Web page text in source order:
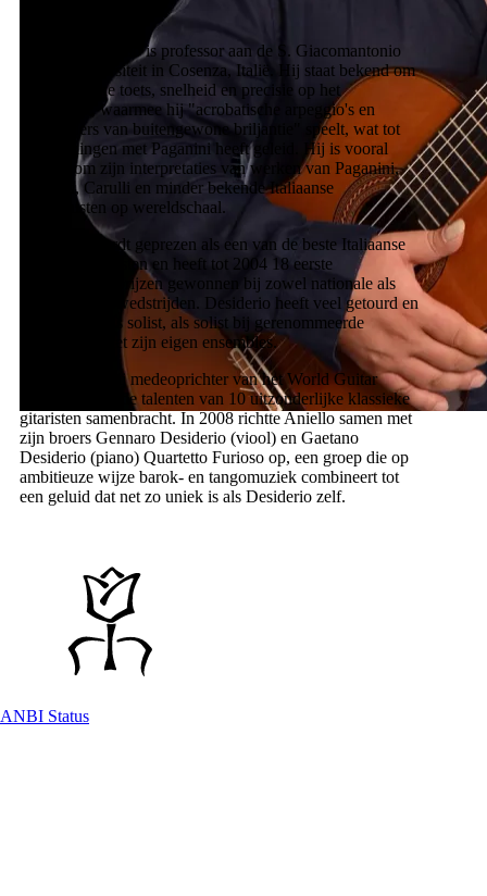
Aniello Desiderio is professor aan de S. Giacomantonio
Muziekuniversiteit in Cosenza, Italië. Hij staat bekend om
zijn complexe toets, snelheid en precisie op het
instrument, waarmee hij "acrobatische arpeggio's en
toonladders van buitengewone briljantie" speelt, wat tot
vergelijkingen met Paganini heeft geleid. Hij is vooral
bekend om zijn interpretaties van werken van Paganini,
Scarlatti, Carulli en minder bekende Italiaanse
componisten op wereldschaal.
Desiderio wordt geprezen als een van de beste Italiaanse
klassieke gitaristen en heeft tot 2004 18 eerste
internationale prijzen gewonnen bij zowel nationale als
internationale wedstrijden. Desiderio heeft veel getourd en
opgenomen als solist, als solist bij gerenommeerde
orkesten en met zijn eigen ensembles.
In 2003 was hij medeoprichter van het World Guitar
Ensemble, dat de talenten van 10 uitzonderlijke klassieke
gitaristen samenbracht. In 2008 richtte Aniello samen met
zijn broers Gennaro Desiderio (viool) en Gaetano
Desiderio (piano) Quartetto Furioso op, een groep die op
ambitieuze wijze barok- en tangomuziek combineert tot
een geluid dat net zo uniek is als Desiderio zelf.
ANBI Status